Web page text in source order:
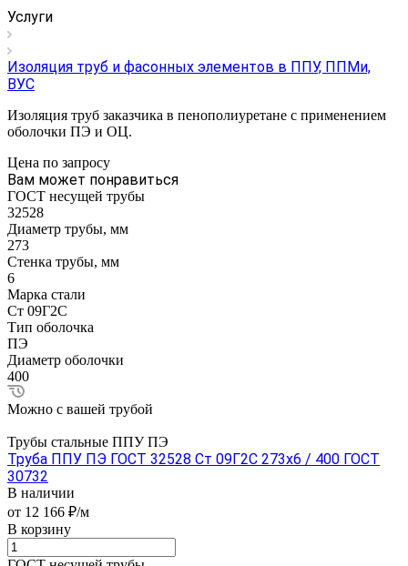
Услуги
Изоляция труб и фасонных элементов в ППУ, ППМи,
ВУС
Изоляция труб заказчика в пенополиуретане с применением
оболочки ПЭ и ОЦ.
Цена по запросу
Вам может понравиться
ГОСТ несущей трубы
32528
Диаметр трубы, мм
273
Стенка трубы, мм
6
Марка стали
Ст 09Г2С
Тип оболочка
ПЭ
Диаметр оболочки
400
Можно с вашей трубой
Трубы стальные ППУ ПЭ
Труба ППУ ПЭ ГОСТ 32528 Ст 09Г2С 273x6 / 400 ГОСТ
30732
В наличии
от 12 166 ₽/м
В корзину